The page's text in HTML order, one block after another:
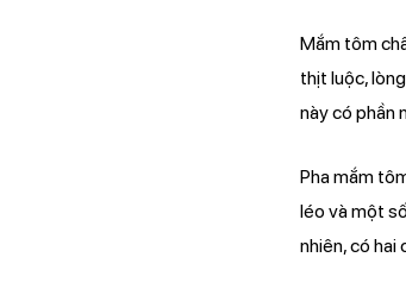
Mắm tôm
thịt luộc,
này có phần
Pha mắm
léo và một
nhiên, có hai